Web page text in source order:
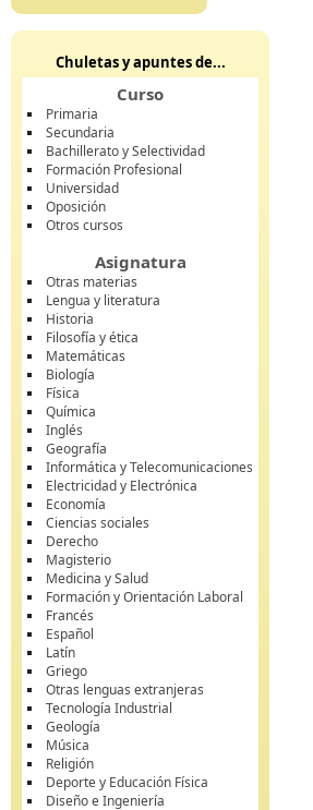
Chuletas y apuntes de...
Curso
Primaria
Secundaria
Bachillerato y Selectividad
Formación Profesional
Universidad
Oposición
Otros cursos
Asignatura
Otras materias
Lengua y literatura
Historia
Filosofía y ética
Matemáticas
Biología
Física
Química
Inglés
Geografía
Informática y Telecomunicaciones
Electricidad y Electrónica
Economía
Ciencias sociales
Derecho
Magisterio
Medicina y Salud
Formación y Orientación Laboral
Francés
Español
Latín
Griego
Otras lenguas extranjeras
Tecnología Industrial
Geología
Música
Religión
Deporte y Educación Física
Diseño e Ingeniería